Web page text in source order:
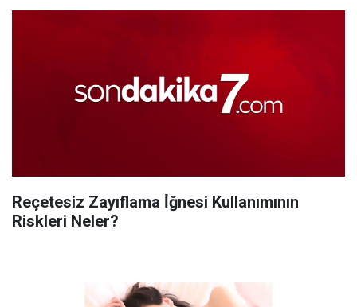
Reçetesiz Zayıflama İ̇ğnesi Kullanımının
Riskleri Neler?